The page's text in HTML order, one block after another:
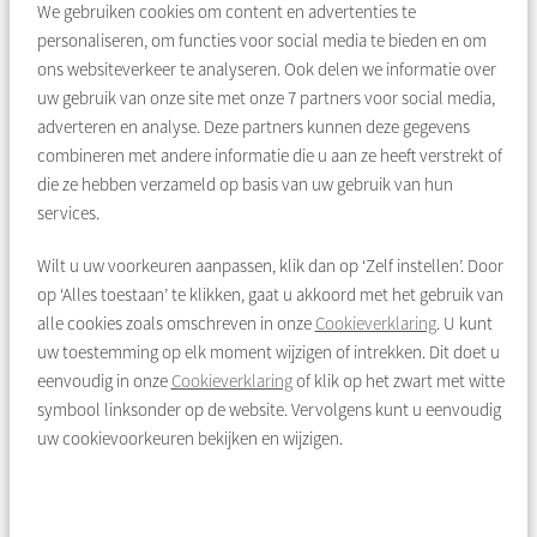
We gebruiken cookies om content en advertenties te
personaliseren, om functies voor social media te bieden en om
ons websiteverkeer te analyseren. Ook delen we informatie over
uw gebruik van onze site met onze7 partners voor social media,
adverteren en analyse. Deze partners kunnen deze gegevens
combineren met andere informatie die u aan ze heeft verstrekt of
die ze hebben verzameld op basis van uw gebruik van hun
services.
Wilt u uw voorkeuren aanpassen, klik dan op ‘Zelf instellen’. Door
op ‘Alles toestaan’ te klikken, gaat u akkoord met het gebruik van
alle cookies zoals omschreven in onze Cookieverklaring. U kunt
uw toestemming op elk moment wijzigen of intrekken. Dit doet u
eenvoudig in onze Cookieverklaringof klik op het zwart met witte
symbool linksonder op de website. Vervolgens kunt u eenvoudig
uw cookievoorkeuren bekijken en wijzigen.
Wanneer contact opnemen met een
wijkbeheerder?
Als u last heeft van uw buren of ruzie met ze heeft.